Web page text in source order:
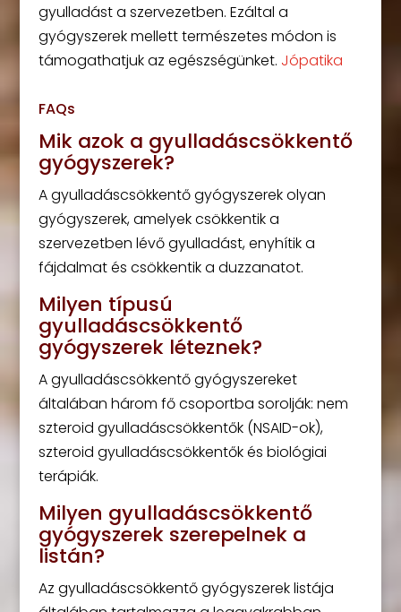
gyulladást a szervezetben. Ezáltal a
gyógyszerek mellett természetes módon is
támogathatjuk az egészségünket. Jópatika
FAQs
Mik azok a gyulladáscsökkentő
gyógyszerek?
A gyulladáscsökkentő gyógyszerek olyan
gyógyszerek, amelyek csökkentik a
szervezetben lévő gyulladást, enyhítik a
fájdalmat és csökkentik a duzzanatot.
Milyen típusú
gyulladáscsökkentő
gyógyszerek léteznek?
A gyulladáscsökkentő gyógyszereket
általában három fő csoportba sorolják: nem
szteroid gyulladáscsökkentők (NSAID-ok),
szteroid gyulladáscsökkentők és biológiai
terápiák.
Milyen gyulladáscsökkentő
gyógyszerek szerepelnek a
listán?
Az gyulladáscsökkentő gyógyszerek listája